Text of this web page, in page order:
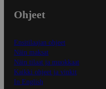
Ohjeet
Ensitilaajan ohjeet
Näin maksat
Näin tilaat ja muokkaat
Kaikki ohjeet ja vinkit
In English